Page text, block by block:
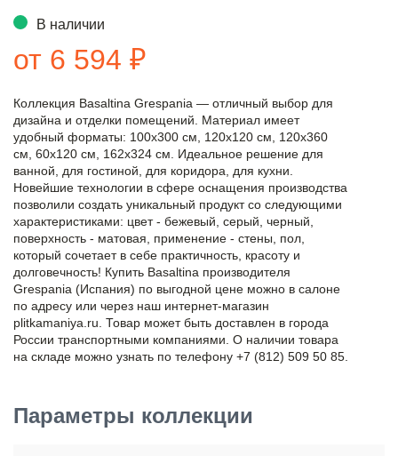
В наличии
от 6 594 ₽
Коллекция Basaltina Grespania — отличный выбор для
дизайна и отделки помещений. Материал имеет
удобный форматы: 100x300 см, 120x120 см, 120x360
см, 60x120 см, 162x324 см. Идеальное решение для
ванной, для гостиной, для коридора, для кухни.
Новейшие технологии в сфере оснащения производства
позволили создать уникальный продукт со следующими
характеристиками: цвет - бежевый, серый, черный,
поверхность - матовая, применение - стены, пол,
который сочетает в себе практичность, красоту и
долговечность! Купить Basaltina производителя
Grespania (Испания) по выгодной цене можно в салоне
по адресу или через наш интернет-магазин
plitkamaniya.ru. Товар может быть доставлен в города
России транспортными компаниями. О наличии товара
на складе можно узнать по телефону +7 (812) 509 50 85.
Параметры коллекции